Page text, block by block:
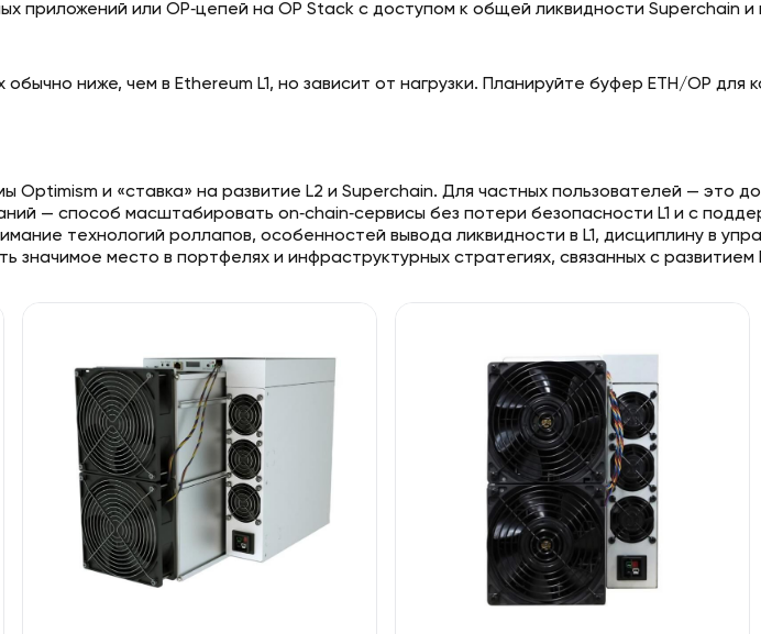
приложений или OP‑цепей на OP Stack с доступом к общей ликвидности Superchain
обычно ниже, чем в Ethereum L1, но зависит от нагрузки. Планируйте буфер ETH/OP
Optimism и «ставка» на развитие L2 и Superchain. Для частных пользователей — это
— способ масштабировать on‑chain‑сервисы без потери безопасности L1 и с
технологий роллапов, особенностей вывода ликвидности в L1, дисциплину в
значимое место в портфелях и инфраструктурных стратегиях, связанных с